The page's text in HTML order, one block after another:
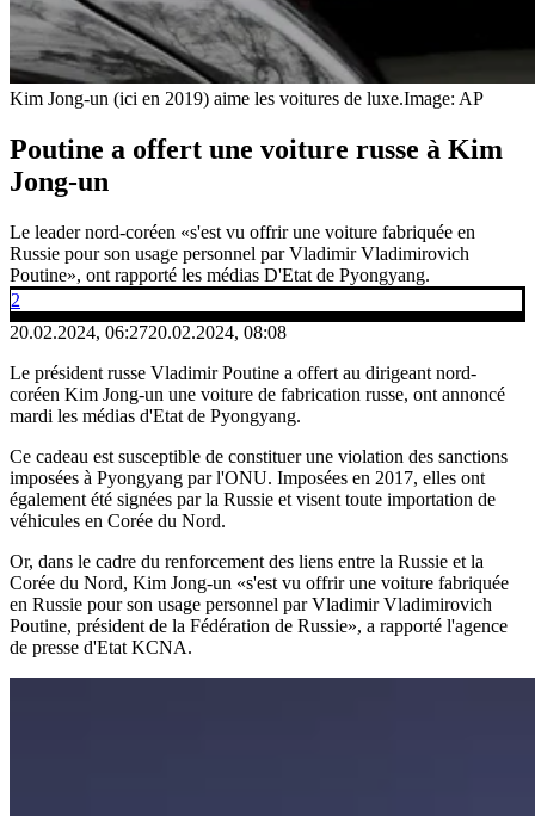
Kim Jong-un (ici en 2019) aime les voitures de luxe.Image: AP
Poutine a offert une voiture russe à Kim
Jong-un
Le leader nord-coréen «s'est vu offrir une voiture fabriquée en
Russie pour son usage personnel par Vladimir Vladimirovich
Poutine», ont rapporté les médias D'Etat de Pyongyang.
2
20.02.2024, 06:2720.02.2024, 08:08
Le président russe Vladimir Poutine a offert au dirigeant nord-
coréen Kim Jong-un une voiture de fabrication russe, ont annoncé
mardi les médias d'Etat de Pyongyang.
Ce cadeau est susceptible de constituer une violation des sanctions
imposées à Pyongyang par l'ONU. Imposées en 2017, elles ont
également été signées par la Russie et visent toute importation de
véhicules en Corée du Nord.
Or, dans le cadre du renforcement des liens entre la Russie et la
Corée du Nord, Kim Jong-un «s'est vu offrir une voiture fabriquée
en Russie pour son usage personnel par Vladimir Vladimirovich
Poutine, président de la Fédération de Russie», a rapporté l'agence
de presse d'Etat KCNA.